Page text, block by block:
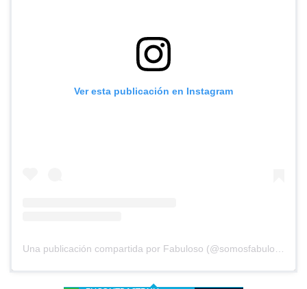
Ver esta publicación en Instagram
Una publicación compartida por Fabuloso (@somosfabuloso)